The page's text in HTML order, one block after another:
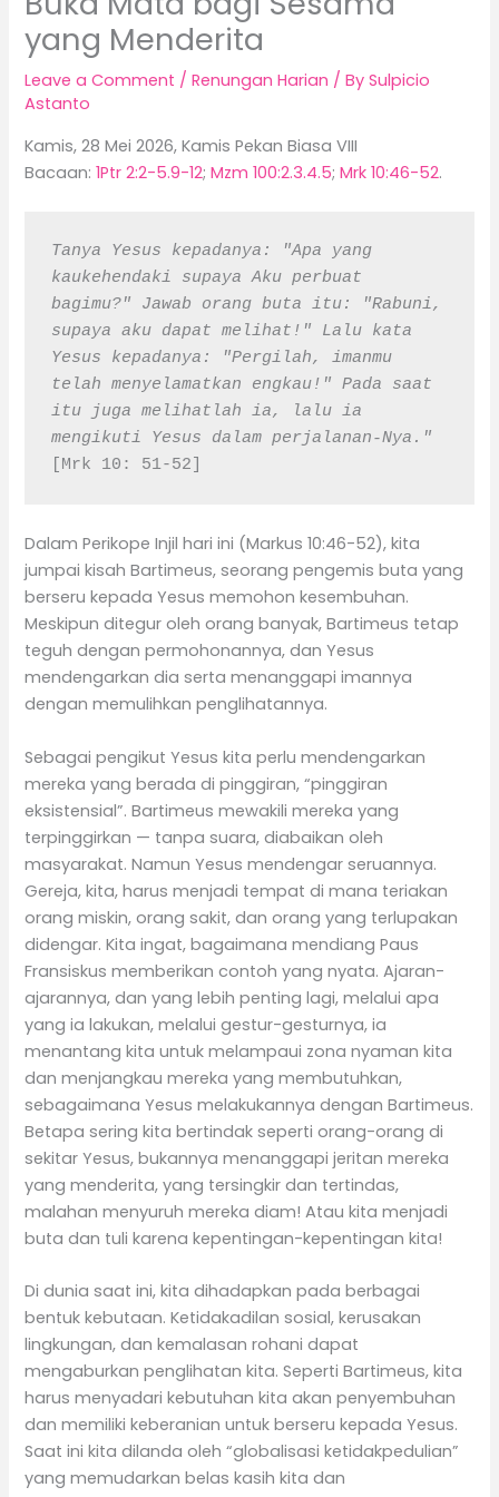
yang Menderita
Leave a Comment /Renungan Harian / BySulpicio
Astanto
Kamis, 28 Mei 2026, Kamis Pekan Biasa VIII
Bacaan:1Ptr 2:2-5.9-12;Mzm 100:2.3.4.5;Mrk 10:46-52.
Tanya Yesus kepadanya: "Apa yang
kaukehendaki supaya Aku perbuat
bagimu?" Jawab orang buta itu: "Rabuni,
supaya aku dapat melihat!" Lalu kata
Yesus kepadanya: "Pergilah, imanmu
telah menyelamatkan engkau!" Pada saat
itu juga melihatlah ia, lalu ia
mengikuti Yesus dalam perjalanan-Nya."
[Mrk 10: 51-52]
Dalam Perikope Injil hari ini (Markus 10:46-52), kita
jumpai kisah Bartimeus, seorang pengemis buta yang
berseru kepada Yesus memohon kesembuhan.
Meskipun ditegur oleh orang banyak, Bartimeus tetap
teguh dengan permohonannya, dan Yesus
mendengarkan dia serta menanggapi imannya
dengan memulihkan penglihatannya.
Sebagai pengikut Yesus kita perlu mendengarkan
mereka yang berada di pinggiran, “pinggiran
eksistensial”. Bartimeus mewakili mereka yang
terpinggirkan — tanpa suara, diabaikan oleh
masyarakat. Namun Yesus mendengar seruannya.
Gereja, kita, harus menjadi tempat di mana teriakan
orang miskin, orang sakit, dan orang yang terlupakan
didengar. Kita ingat, bagaimana mendiang Paus
Fransiskus memberikan contoh yang nyata. Ajaran-
ajarannya, dan yang lebih penting lagi, melalui apa
yang ia lakukan, melalui gestur-gesturnya, ia
menantang kita untuk melampaui zona nyaman kita
dan menjangkau mereka yang membutuhkan,
sebagaimana Yesus melakukannya dengan Bartimeus.
Betapa sering kita bertindak seperti orang-orang di
sekitar Yesus, bukannya menanggapi jeritan mereka
yang menderita, yang tersingkir dan tertindas,
malahan menyuruh mereka diam! Atau kita menjadi
buta dan tuli karena kepentingan-kepentingan kita!
Di dunia saat ini, kita dihadapkan pada berbagai
bentuk kebutaan. Ketidakadilan sosial, kerusakan
lingkungan, dan kemalasan rohani dapat
mengaburkan penglihatan kita. Seperti Bartimeus, kita
harus menyadari kebutuhan kita akan penyembuhan
dan memiliki keberanian untuk berseru kepada Yesus.
Saat ini kita dilanda oleh “globalisasi ketidakpedulian”
yang memudarkan belas kasih kita dan